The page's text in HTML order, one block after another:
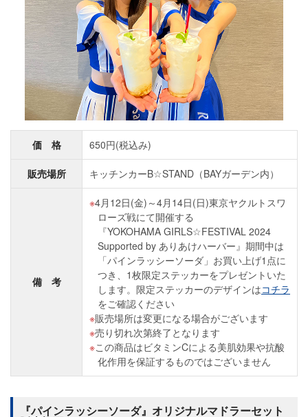
価 格 650円(税込み)
販売場所 キッチンカーB☆STAND（BAYガーデン内）
備 考
4月12日(金)～4月14日(日)東京ヤクルトスワ
ローズ戦にて開催する
『YOKOHAMA GIRLS☆FESTIVAL 2024
Supported by ありあけハーバー』期間中は
「パインラッシーソーダ」お買い上げ1点に
つき、1枚限定ステッカーをプレゼントいた
します。限定ステッカーのデザインはコチラ
をご確認ください
販売場所は変更になる場合がございます
売り切れ次第終了となります
この商品はビタミンCによる美肌効果や抗酸
化作用を保証するものではございません
『パインラッシーソーダ』オリジナルマドラーセット